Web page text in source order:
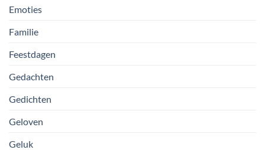
Emoties
Familie
Feestdagen
Gedachten
Gedichten
Geloven
Geluk